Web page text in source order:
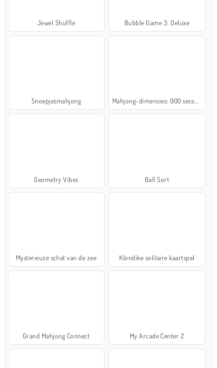
Jewel Shuffle Bubble Game 3: Deluxe
Snoepjesmahjong
Geometry Vibes Ball Sort
Mysterieuze schat van de zee Klondike solitaire kaartspel
Grand Mahjong Connect My Arcade Center 2